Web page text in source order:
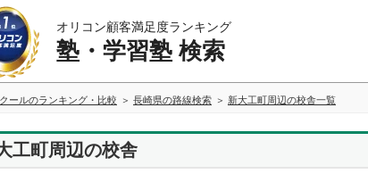
オリコン顧客満足度ランキング
塾・学習塾 検索
ールのランキング・比較 長崎県の路線検索 新大工町周辺の校舎一覧
工町周辺の校舎